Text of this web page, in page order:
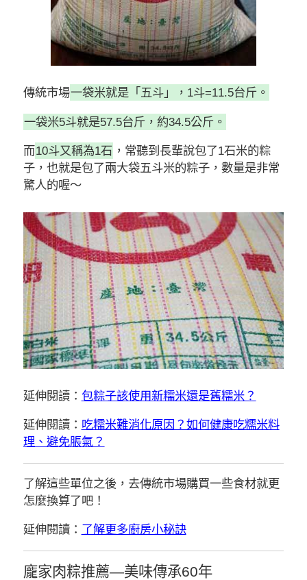
傳統市場一袋米就是「五斗」，1斗=11.5台斤。
一袋米5斗就是57.5台斤，約34.5公斤。
而10斗又稱為1石 ，常聽到長輩說包了1石米的粽
子，也就是包了兩大袋五斗米的粽子，數量是非常
驚人的喔～
延伸閱讀： 包粽子該使用新糯米還是舊糯米？
延伸閱讀： 吃糯米難消化原因？如何健康吃糯米料
理、避免脹氣？
了解這些單位之後，去傳統市場購買一些食材就更
怎麼換算了吧！
延伸閱讀： 了解更多廚房小秘訣
龐家肉粽推薦—美味傳承60年